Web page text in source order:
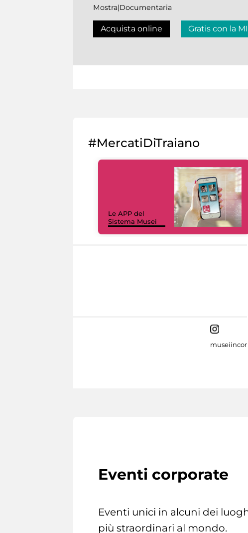
Mostra|Documentaria
Acquista online Gratis con la
#MercatiDiTraiano
Le APP del
Sistema Musei
Eventi corporate
Eventi unici in alcuni dei
più straordinari al mondo.